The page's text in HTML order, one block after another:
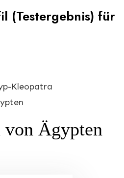
(Testergebnis) für
Ägypten